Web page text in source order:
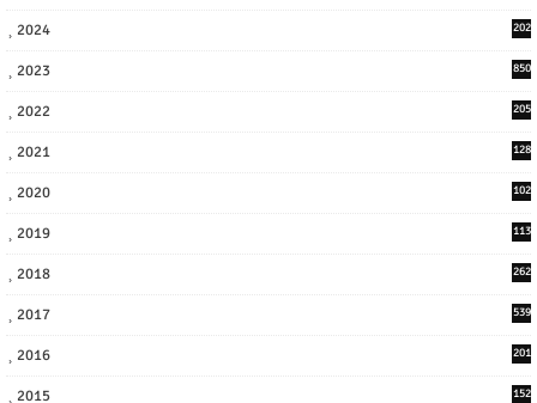
2024
202
2023 850
2022
205
2021
128
2020
102
2019
113
2018
262
2017
539
2016
201
2015 152